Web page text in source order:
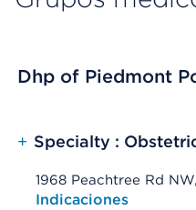
Dhp of Piedmont
+ Specialty :
1968 Peachtree Rd
Opens native map
Indicaciones